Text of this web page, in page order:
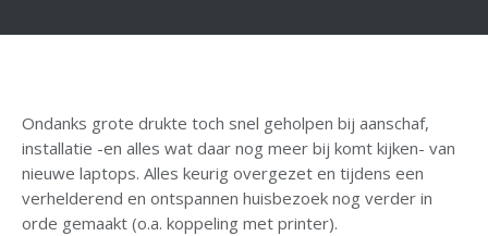
Ondanks grote drukte toch snel geholpen bij aanschaf,
installatie -en alles wat daar nog meer bij komt kijken- van
nieuwe laptops. Alles keurig overgezet en tijdens een
verhelderend en ontspannen huisbezoek nog verder in
orde gemaakt (o.a. koppeling met printer).